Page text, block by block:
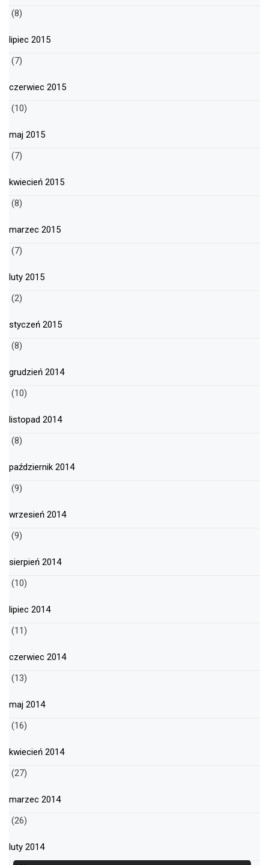
(8)
lipiec 2015
(7)
czerwiec 2015
(10)
maj 2015
(7)
kwiecień 2015
(8)
marzec 2015
(7)
luty 2015
(2)
styczeń 2015
(8)
grudzień 2014
(10)
listopad 2014
(8)
październik 2014
(9)
wrzesień 2014
(9)
sierpień 2014
(10)
lipiec 2014
(11)
czerwiec 2014
(13)
maj 2014
(16)
kwiecień 2014
(27)
marzec 2014
(26)
luty 2014